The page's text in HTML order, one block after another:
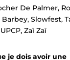
De Palmer,
Slowfest,
Zaï Zaï
je dois avoir une